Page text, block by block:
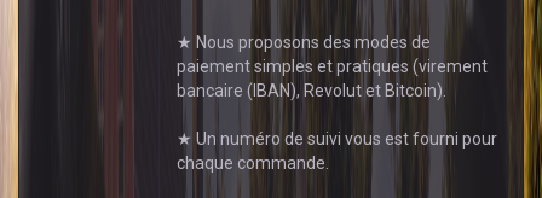
★ Nous proposons des modes de
paiement simples et pratiques (virement
bancaire (IBAN), Revolut et Bitcoin).
★ Un numéro de suivi vous est fourni pour
chaque commande.